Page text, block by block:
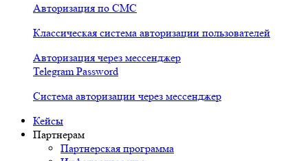
Авторизация по СМС
Классическая система авторизации пользователей
Авторизация через мессенджер
Telegram Password
Система авторизации через мессенджер
Кейсы
Партнерам
Партнерская программа